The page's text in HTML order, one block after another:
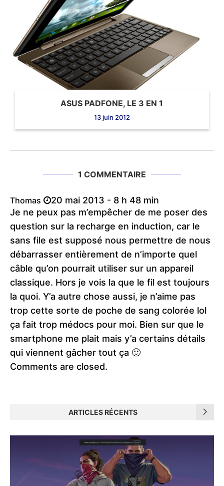
ASUS PADFONE, LE 3 EN 1
13 juin 2012
1 COMMENTAIRE
Thomas
20 mai 2013 - 8 h 48 min
Je ne peux pas m’empêcher de me poser des
question sur la recharge en induction, car le
sans file est supposé nous permettre de nous
débarrasser entièrement de n’importe quel
câble qu’on pourrait utiliser sur un appareil
classique. Hors je vois la que le fil est toujours
la quoi. Y’a autre chose aussi, je n’aime pas
trop cette sorte de poche de sang colorée lol
ça fait trop médocs pour moi. Bien sur que le
smartphone me plait mais y’a certains détails
qui viennent gâcher tout ça 🙂
Comments are closed.
ARTICLES RÉCENTS